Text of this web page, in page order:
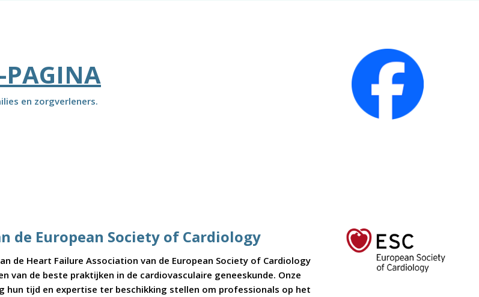
PAGINA
en zorgverleners.
European Society of Cardiology
Heart Failure Association van de European Society of Cardiology
van de beste praktijken in de cardiovasculaire geneeskunde. Onze
tijd en expertise ter beschikking stellen om professionals op het